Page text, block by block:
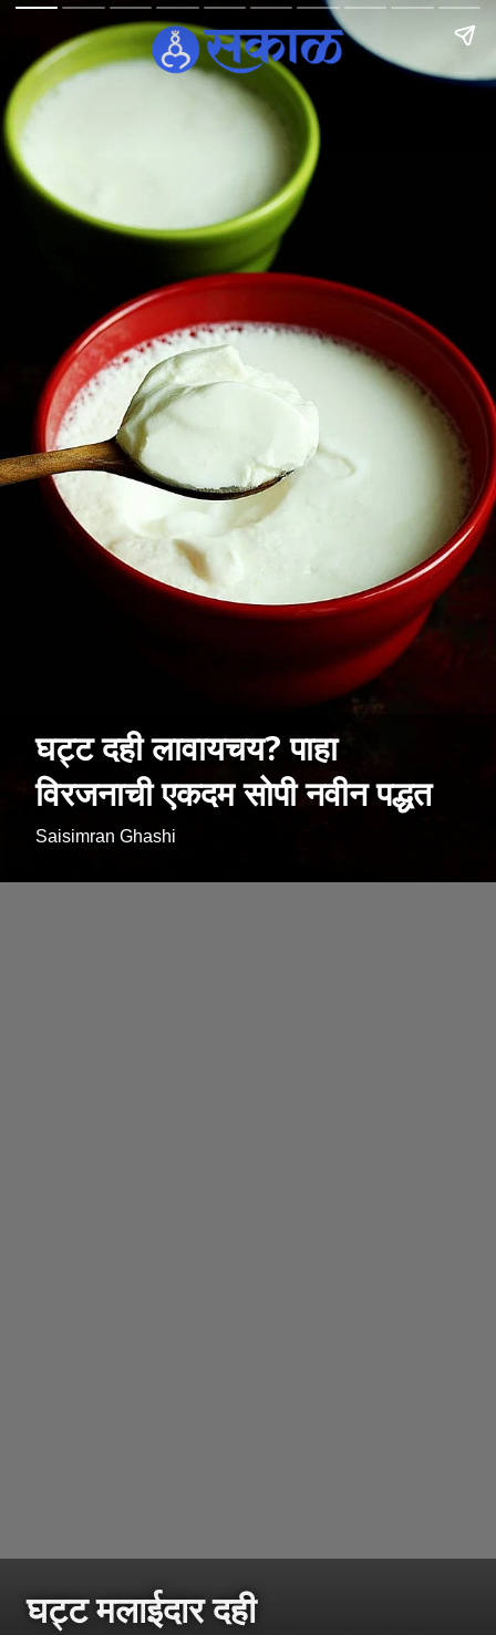
घट्ट दही लावायचय? पाहा
विरजनाची एकदम सोपी नवीन पद्धत
Saisimran Ghashi
घट्ट मलाईदार दही